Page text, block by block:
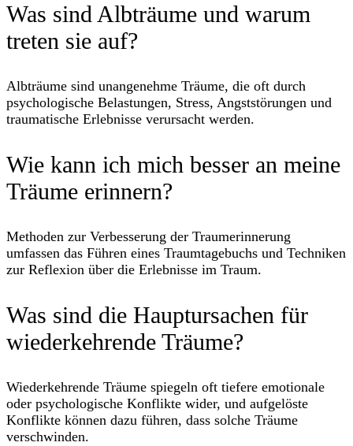
Was sind Albträume und warum
treten sie auf?
Albträume sind unangenehme Träume, die oft durch
psychologische Belastungen, Stress, Angststörungen und
traumatische Erlebnisse verursacht werden.
Wie kann ich mich besser an meine
Träume erinnern?
Methoden zur Verbesserung der Traumerinnerung
umfassen das Führen eines Traumtagebuchs und Techniken
zur Reflexion über die Erlebnisse im Traum.
Was sind die Hauptursachen für
wiederkehrende Träume?
Wiederkehrende Träume spiegeln oft tiefere emotionale
oder psychologische Konflikte wider, und aufgelöste
Konflikte können dazu führen, dass solche Träume
verschwinden.